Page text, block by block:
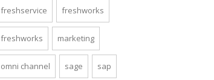
freshservice freshworks
freshworks marketing
omni channel sage sap